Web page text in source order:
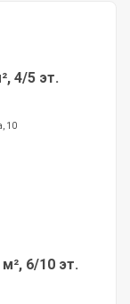
4/5 эт.
10
6/10 эт.